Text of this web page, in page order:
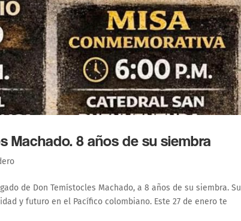
Machado. 8 años de su siembra
de Don Temístocles Machado, a 8 años de su siembra. Su
y futuro en el Pacífico colombiano. Este 27 de enero te